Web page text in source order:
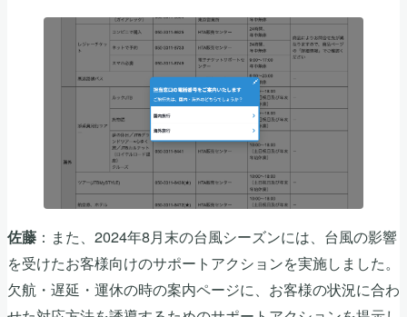
佐藤 ：また、2024年8月末の台風シーズンには、台風の影響
を受けたお客様向けのサポートアクションを実施しました。
欠航・遅延・運休の時の案内ページに、お客様の状況に合わ